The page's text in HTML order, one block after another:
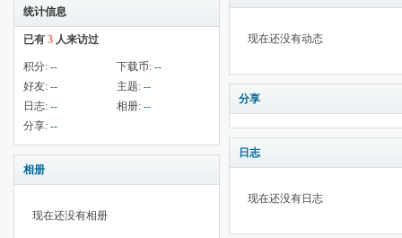
统计信息
已有 3 人来访过
积分: -- 下载币: --
好友: -- 主题: --
日志: -- 相册: --
分享: --
相册
现在还没有相册
现在还没有动态
分享
日志
现在还没有日志